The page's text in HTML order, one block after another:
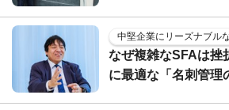
中堅企業にリーズナブル
なぜ複雑なSFAは挫
に最適な「名刺管理